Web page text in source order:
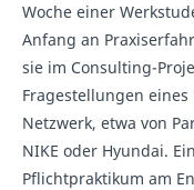
Woche einer
Anfang an
sie im Consulting-
Fragestellungen
Netzwerk, etwa von
NIKE oder Hyundai.
Pflichtpraktikum am